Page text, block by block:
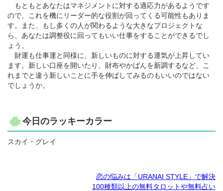
もともとあなたはマネジメントに対する適応力があるようです
ので、これを機にリーダー的な役割が回ってくる可能性もありま
す。また、もし多くの人が関わるような大きなプロジェクトな
ら、あなたは調整役に回ってもいい仕事をすることができるでし
ょう。
財運も仕事運と同様に、新しいものに対する運気が上昇してい
ます。新しい口座を開いたり、財布やかばんを新調するなど、こ
れまでと違う新しいことに手を伸ばしてみるのもいいのではない
でしょうか。
今日のラッキーカラー
スカイ・グレイ
恋の悩みは「URANAI STYLE」で解決
100種類以上の無料タロットや無料占い